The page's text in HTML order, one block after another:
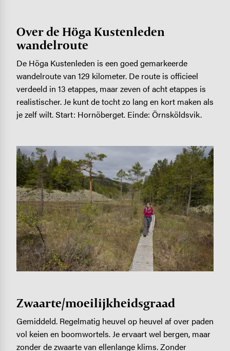
Over de Höga Kustenleden
wandelroute
De Höga Kustenleden is een goed gemarkeerde
wandelroute van 129 kilometer. De route is officieel
verdeeld in 13 etappes, maar zeven of acht etappes is
realistischer. Je kunt de tocht zo lang en kort maken als
je zelf wilt. Start: Hornöberget. Einde: Örnsköldsvik.
Image
Zwaarte/moeilijkheidsgraad
Gemiddeld. Regelmatig heuvel op heuvel af over paden
vol keien en boomwortels. Je ervaart wel bergen, maar
zonder de zwaarte van ­ellenlange klims. Zonder